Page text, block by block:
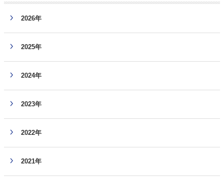
2026年
2025年
2024年
2023年
2022年
2021年